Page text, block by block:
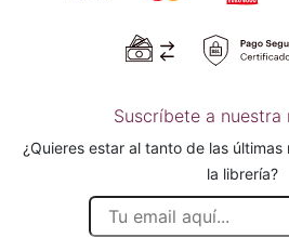
Suscríbete a nuestra
¿Quieres estar al tanto de las
la librería?